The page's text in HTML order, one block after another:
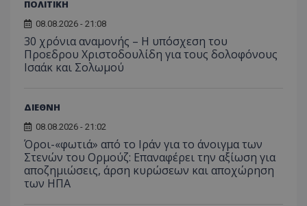
ΠΟΛΙΤΙΚΗ
08.08.2026 - 21:08
30 χρόνια αναμονής – Η υπόσχεση του
Προεδρου Χριστοδουλίδη για τους δολοφόνους
Ισαάκ και Σολωμού
ΔΙΕΘΝΗ
08.08.2026 - 21:02
Όροι-«φωτιά» από το Ιράν για το άνοιγμα των
Στενών του Ορμούζ: Επαναφέρει την αξίωση για
αποζημιώσεις, άρση κυρώσεων και αποχώρηση
των ΗΠΑ